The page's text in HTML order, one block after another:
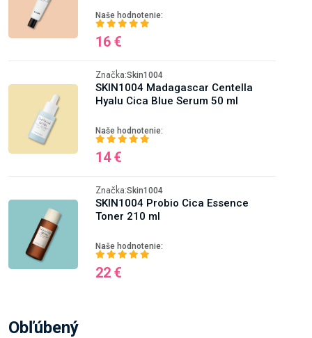
Naše hodnotenie:
16 €
Značka:Skin1004
SKIN1004 Madagascar Centella
Hyalu Cica Blue Serum 50 ml
Naše hodnotenie:
14 €
Značka:Skin1004
SKIN1004 Probio Cica Essence
Toner 210 ml
Naše hodnotenie:
22 €
Obľúbený